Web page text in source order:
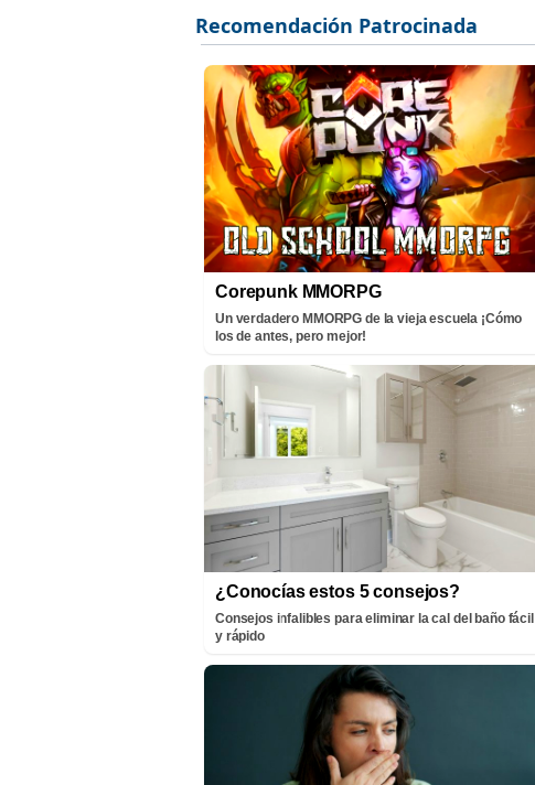
Corepunk MMORPG
Un verdadero MMORPG de la vieja escuela ¡Cómo
los de antes, pero mejor!
¿Conocías estos 5 consejos?
Consejos infalibles para eliminar la cal del baño fácil
y rápido